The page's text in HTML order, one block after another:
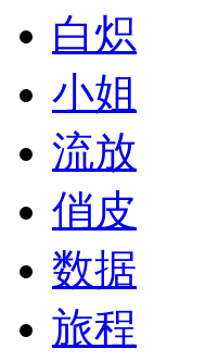
白炽
小姐
流放
俏皮
数据
旅程